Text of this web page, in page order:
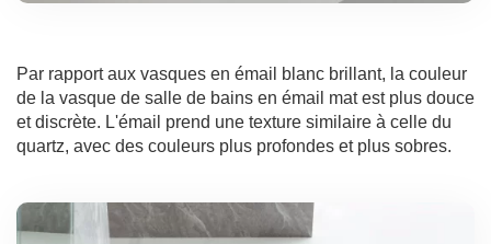
Par rapport aux vasques en émail blanc brillant, la couleur
de la vasque de salle de bains en émail mat est plus douce
et discrète. L'émail prend une texture similaire à celle du
quartz, avec des couleurs plus profondes et plus sobres.